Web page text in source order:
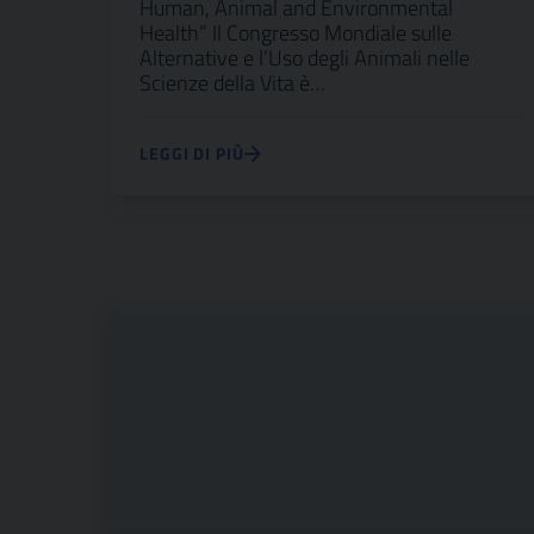
Human, Animal and Environmental
Health” Il Congresso Mondiale sulle
Alternative e l’Uso degli Animali nelle
Scienze della Vita è…
LEGGI DI PIÙ